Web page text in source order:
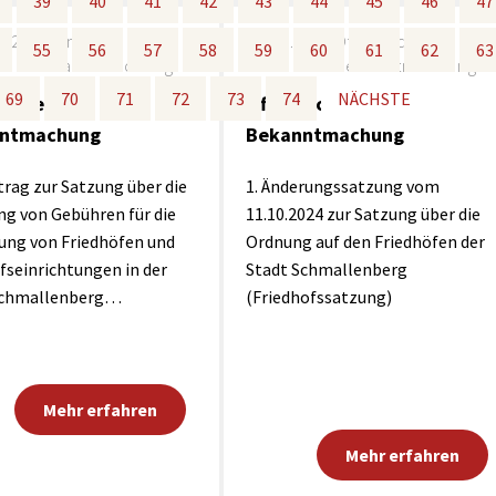
Maßnahmen zur
Barrierefreiheit
Brand-, Katastrophen-
55 56 57 58 59 60 61 62 63
69 70 71 72 73 74 NÄCHSTE
Öffentliche
Bekanntmachung
zur Satzung über die
von Gebühren für die
von Friedhöfen und
in der
Mehr erfahren
15.10.2024
Öffentliche
Bekanntmachung
Öffentliche
Bekanntmachung
1. Änderungssatzung vom
11.10.2024 zur Satzung über die
Ordnung auf den Friedhöfen der
Stadt Schmallenberg
(Friedhofssatzung)
Mehr erfahren
55 56 57 58 59 60 61 62 63
69 70 71 72 73 74 NÄCHSTE